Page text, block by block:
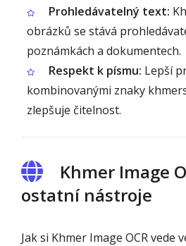
Prohledávatelný text:
obrázků se stává
poznámkách a dokumentech.
Respekt k písmu: Lepší
kombinovanými znaky
zlepšuje čitelnost.
Khmer Image
ostatní nástroje
Jak si Khmer Image OCR vede